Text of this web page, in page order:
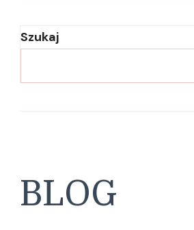
Szukaj
BLOG